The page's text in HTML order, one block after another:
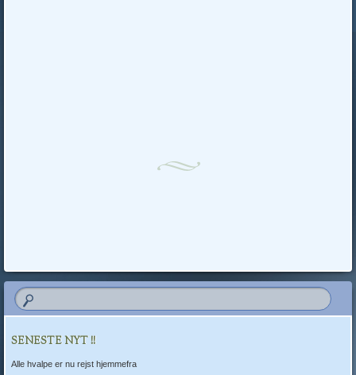
SENESTE NYT !!
Alle hvalpe er nu rejst hjemmefra